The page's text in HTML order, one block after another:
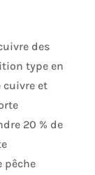
des
type en
cuivre et
20 % de
pêche